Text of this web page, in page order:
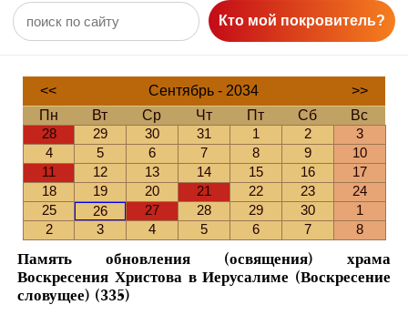
Кто мой покровитель?
<< Сентябрь - 2034
>>
Пн
Вт Ср Чт Пт Сб
Вс
28
29 30 31 1 2
3
4
5 6 7 8 9
10
11
12 13 14 15 16
17
18
19 20 21 22 23
24
25
26 27 28 29 30
1
2
3 4 5 6 7 8
Память обновления (освящения) храма
Воскресения Христова в Иерусалиме (Воскресение
словущее) (335)